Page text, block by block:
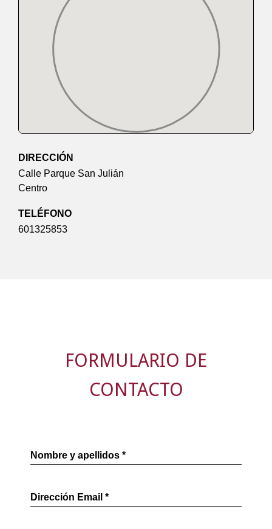
DIRECCIÓN
Calle Parque San Julián
Centro
TELÉFONO
601325853
FORMULARIO DE
CONTACTO
Nombre y apellidos *
Dirección Email *